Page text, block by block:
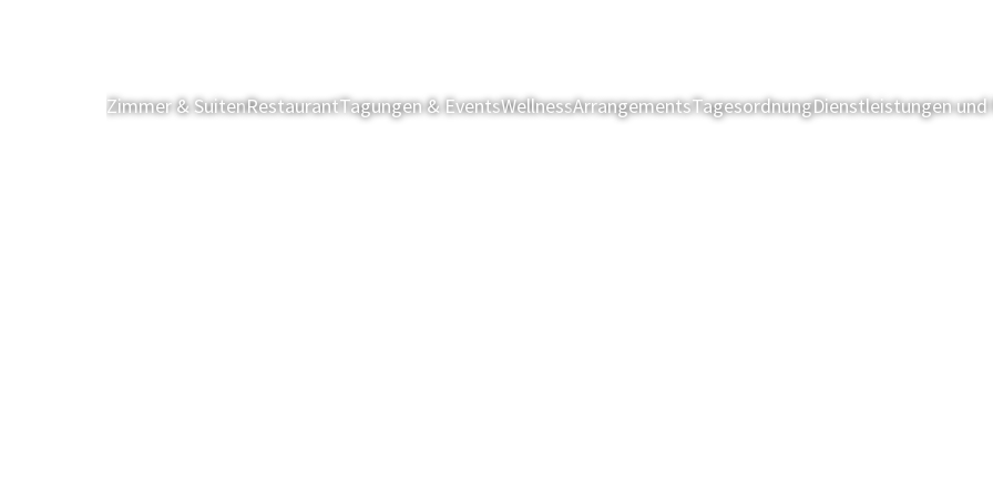
Zimmer & SuitenRestaurantTagungen & EventsWellnessArrangementsTagesordnungDienstleistungen und